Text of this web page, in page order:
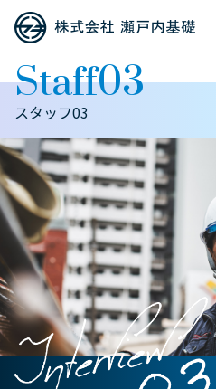
Staff03
スタッフ03